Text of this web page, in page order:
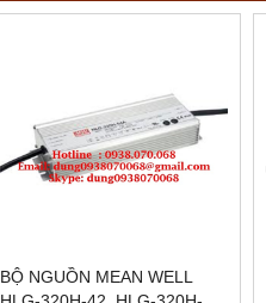
BỘ NGUỒN MEAN WELL